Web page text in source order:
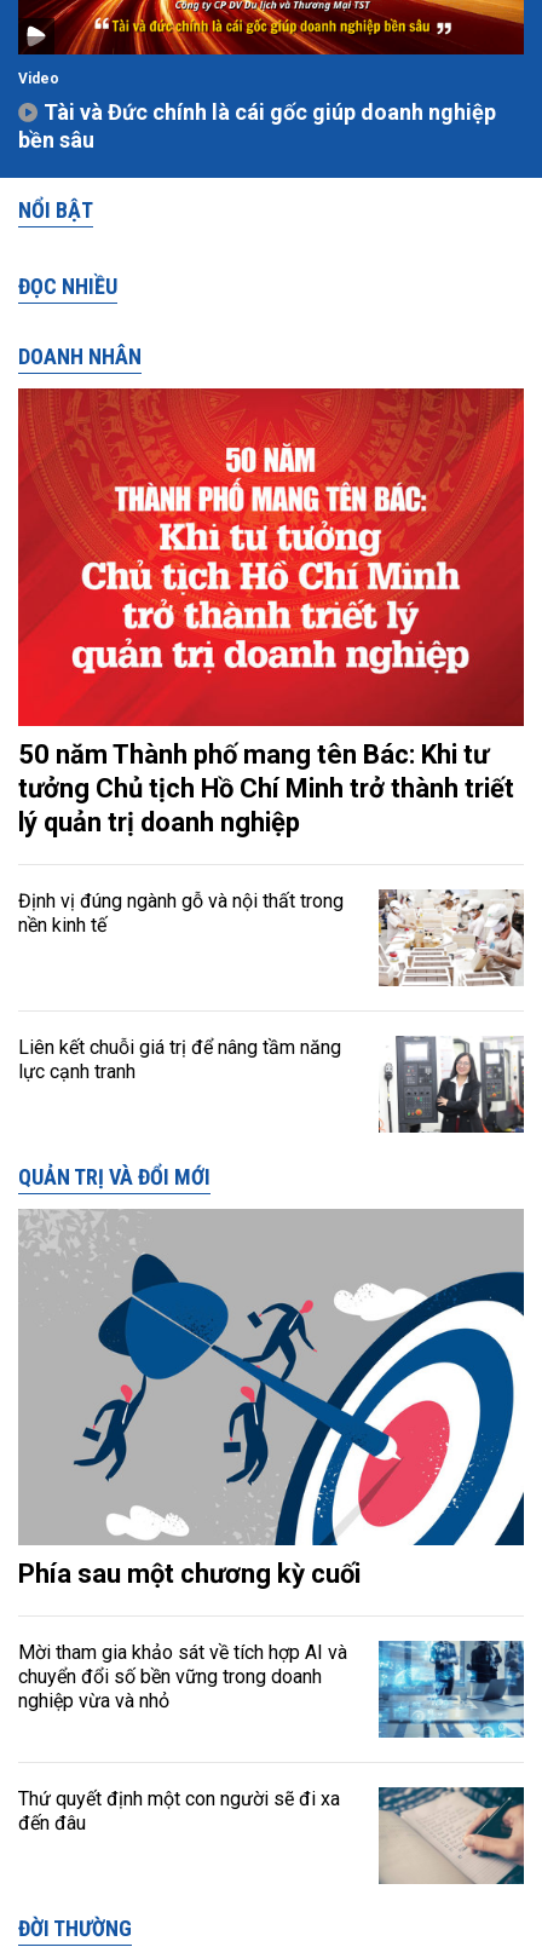
Video
Tài và Đức chính là cái gốc giúp doanh nghiệp
bền sâu
NỔI BẬT
ĐỌC NHIỀU
DOANH NHÂN
50 năm Thành phố mang tên Bác: Khi tư
tưởng Chủ tịch Hồ Chí Minh trở thành triết
lý quản trị doanh nghiệp
Định vị đúng ngành gỗ và nội thất trong
nền kinh tế
Liên kết chuỗi giá trị để nâng tầm năng
lực cạnh tranh
QUẢN TRỊ VÀ ĐỔI MỚI
Phía sau một chương kỳ cuối
Mời tham gia khảo sát về tích hợp AI và
chuyển đổi số bền vững trong doanh
nghiệp vừa và nhỏ
Thứ quyết định một con người sẽ đi xa
đến đâu
ĐỜI THƯỜNG